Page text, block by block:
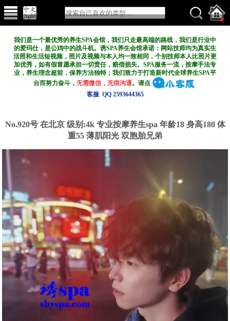
我们是一个最优秀的养生SPA会馆，我们只走最高端的路线，我们是行业中
的爱玛仕，是公鸡中的战斗机。诱SPA养生会馆承诺：网站技师均为真实生
活照和生活短视频，照片及视频与本人均一致相同，个别技师本人比照片更
加优秀，如有假冒愿承担一切责任，赔偿损失。SPA服务一流，按摩手法专
业，养生理念超前，保养方法独特；我们致力于打造新时代全球养生SPA平
台而努力奋斗，无需微信，无痕沟通。请点
客服 QQ 2593644365
No.920号 在北京 级别:4k 专业按摩养生spa 年龄18 身高180 体
重55 薄肌阳光 双胞胎兄弟